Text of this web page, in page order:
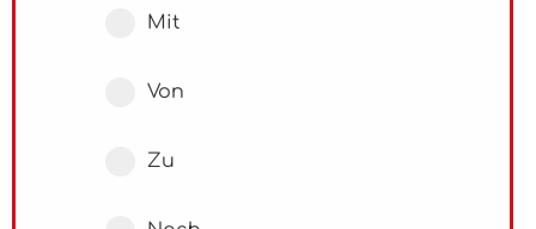
Mit
Von
Zu